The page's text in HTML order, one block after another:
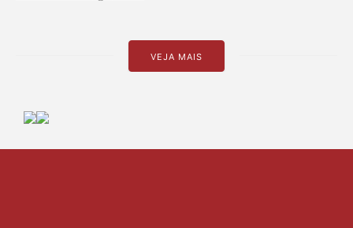
VEJA MAIS